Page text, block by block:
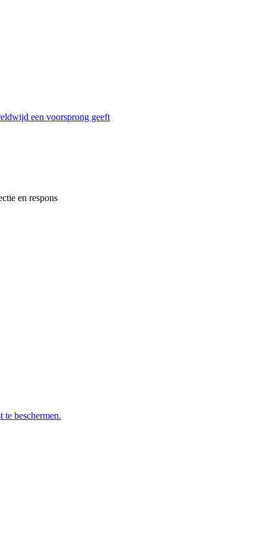
een voorsprong geeft
en respons
beschermen.